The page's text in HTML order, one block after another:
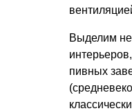
Выделим
пивных